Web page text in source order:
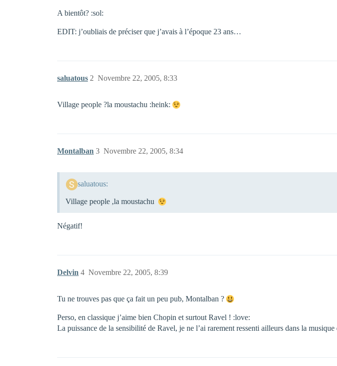
A bientôt? :sol:
EDIT: j’oubliais de préciser que j’avais à l’époque 23 ans…
saluatous Novembre 22, 2005, 8:33
2
Village people ?la moustachu :heink:
Montalban Novembre 22, 2005, 8:34
3
saluatous:
Village people ,la moustachu
Négatif!
Delvin Novembre 22, 2005, 8:39
4
Tu ne trouves pas que ça fait un peu pub, Montalban ?
Perso, en classique j’aime bien Chopin et surtout Ravel ! :love:
La puissance de la sensibilité de Ravel, je ne l’ai rarement ressenti ailleurs dans la